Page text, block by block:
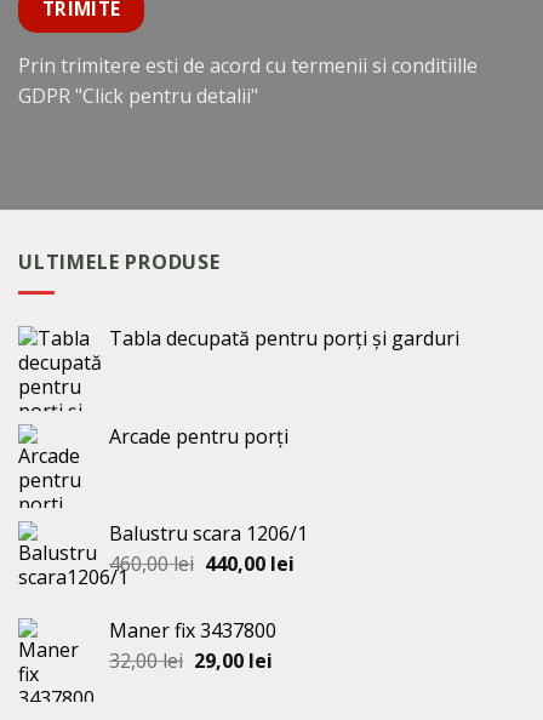
Prin trimitere esti de acord cu termenii si conditiille
GDPR"Click pentru detalii"
ULTIMELE PRODUSE
Tabla decupată pentru porți și garduri
Arcade pentru porți
Balustru scara 1206/1
460,00lei Prețul
fost:
460,00 lei.
440,00 leiPrețul
Maner fix 3437800
32,00lei Prețul
29,00 leiPrețul